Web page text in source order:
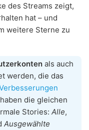
des Streams zeigt,
hat – und
weitere Sterne zu
als auch
werden, die das
die gleichen
Stories: Alle,
Ausgewählte